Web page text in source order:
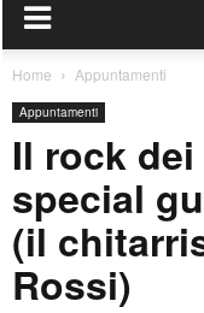
Home Appuntamenti
Appuntamenti
Il rock dei
special
(il
Rossi)